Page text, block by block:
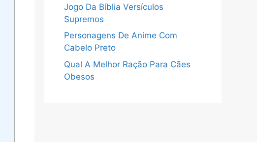
Jogo Da Bíblia Versículos
Supremos
Personagens De Anime Com
Cabelo Preto
Qual A Melhor Ração Para Cães
Obesos